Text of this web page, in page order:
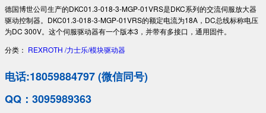
德国博世公司生产的DKC01.3-018-3-MGP-01VRS是DKC系列的交流伺服放大器
驱动控制器。DKC01.3-018-3-MGP-01VRS的额定电流为18A，DC总线标称电压
为DC 300V。这个伺服驱动器有一个版本3，并带有多接口，通用固件。
分类： REXROTH /力士乐/模块驱动器
电话:18059884797 (微信同号)
QQ：3095989363